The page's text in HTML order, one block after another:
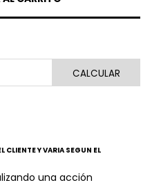
CALCULAR
CLIENTE Y VARIA SEGUN EL
una acción